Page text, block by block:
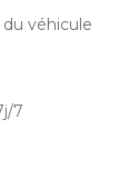
véhicule
7